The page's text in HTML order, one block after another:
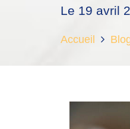
Le 19 avril
Accueil